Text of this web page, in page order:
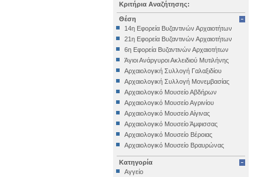
Κριτήρια Αναζήτησης:
Θέση
14η Εφορεία Βυζαντινών Αρχαιοτήτων
21η Εφορεία Βυζαντινών Αρχαιοτήτων
6η Εφορεία Βυζαντινών Αρχαιοτήτων
Άγιοι Ανάργυροι Ακλειδιού Μυτιλήνης
Αρχαιολογική Συλλογή Γαλαξιδίου
Αρχαιολογική Συλλογή Μονεμβασίας
Αρχαιολογικό Μουσείο Αβδήρων
Αρχαιολογικό Μουσείο Αγρινίου
Αρχαιολογικό Μουσείο Αίγινας
Αρχαιολογικό Μουσείο Άμφισσας
Αρχαιολογικό Μουσείο Βέροιας
Αρχαιολογικό Μουσείο Βραυρώνας
Αρχαιολογικό Μουσείο Δελφών
Αρχαιολογικό Μουσείο Ηγουμενίτσας
Κατηγορία
Αγγείο